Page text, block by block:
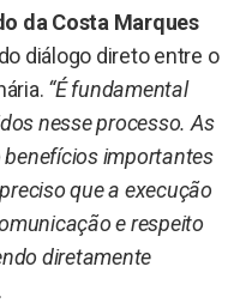
da Costa Marques
diálogo direto entre o
“É fundamental
nesse processo. As
importantes
que a execução
e respeito
diretamente